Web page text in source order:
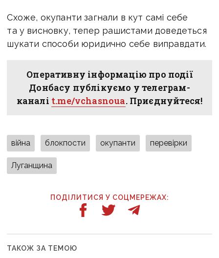
Схоже, окупанти загнали в кут самі себе
та у висновку, тепер рашистами доведеться
шукати способи юридично себе виправдати.
Оперативну інформацію про події
Донбасу публікуємо у телеграм-
каналі t.me/vchasnoua. Приєднуйтеся!
війна блокпости окупанти перевірки
Луганщина
ПОДІЛИТИСЯ У СОЦМЕРЕЖАХ:
ТАКОЖ ЗА ТЕМОЮ